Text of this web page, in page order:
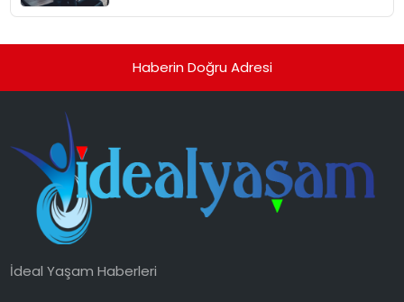
Haberin Doğru Adresi
İdeal Yaşam Haberleri